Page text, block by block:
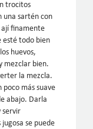
trocitos
una sartén con
finamente
esté todo bien
huevos,
mezclar bien.
la mezcla.
poco más suave
abajo. Darla
servir
se puede